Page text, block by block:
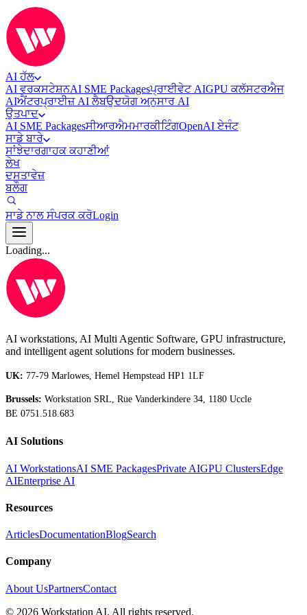
AI ਹੱਲ
AI ਵਰਕਸਟੇਸ਼ਨAI SME Packagesਪ੍ਰਾਈਵੇਟ AIGPU ਕਲੱਸਟਰਐਜ
AIਐਂਟਰਪ੍ਰਾਈਜ਼ AI ਲੈਬਉਦਯੋਗ ਅਨੁਸਾਰ AI
ਉਤਪਾਦ
AI SME PackagesਸੀਆਰਐਮਮਾਰਕੀਟਿੰਗOpenAI ਏਜੰਟ
ਸਾਡੇ ਬਾਰੇ
ਸਾਂਝੇਦਾਰਗਾਹਕ ਕਹਾਣੀਆਂ
ਲੇਖ
ਦਸਤਾਵੇਜ਼
ਬਲੌਗ
ਸਾਡੇ ਨਾਲ ਸੰਪਰਕ ਕਰੋLogin
Loading...
AI workstations, AI Multi Agentic Software, GPU infrastructure,
and intelligent agent solutions for modern businesses.
UK: 77-79 Marlowes, Hemel Hempstead HP1 1LF
Brussels: Workstation SRL, Rue Vanderkindere 34, 1180 Uccle
BE 0751.518.683
AI Solutions
AI WorkstationsAI SME PackagesPrivate AIGPU ClustersEdge
AIEnterprise AI
Resources
ArticlesDocumentationBlogSearch
Company
About UsPartnersContact
© 2026 Workstation AI. All rights reserved.